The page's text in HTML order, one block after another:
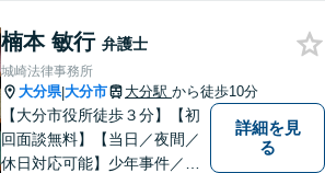
相談可】分かりやすい言葉
で、明確に判断をお示しし、
問題解決をサポートいたしま
す。
楠本 敏行 弁護士
城崎法律事務所
大分県|大分市 大分駅 から徒歩10分
【大分市役所徒歩３分】【初
回面談無料】【当日／夜間／
休日対応可能】少年事件／家
詳細を見
る